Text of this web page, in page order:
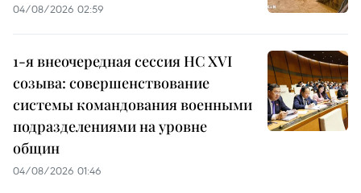
04/08/2026 02:59
1-я внеочередная сессия НС XVI
созыва: совершенствование
системы командования военными
подразделениями на уровне
общин
04/08/2026 01:46